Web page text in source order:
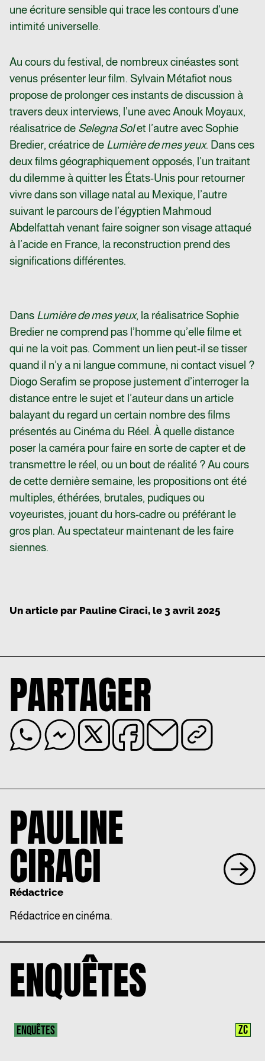
une écriture sensible qui trace les contours d’une
intimité universelle.
Au cours du festival, de nombreux cinéastes sont
venus présenter leur film. Sylvain Métafiot nous
propose de prolonger ces instants de discussion à
travers deux interviews, l’une avec Anouk Moyaux,
réalisatrice de Selegna Solet l’autre avec Sophie
Bredier, créatrice de Lumière de mes yeux. Dans ces
deux films géographiquement opposés, l’un traitant
du dilemme à quitter les États-Unis pour retourner
vivre dans son village natal au Mexique, l’autre
suivant le parcours de l’égyptien Mahmoud
Abdelfattah venant faire soigner son visage attaqué
à l’acide en France, la reconstruction prend des
significations différentes.
Dans Lumière de mes yeux, la réalisatrice Sophie
Bredier ne comprend pas l’homme qu’elle filme et
qui ne la voit pas. Comment un lien peut-il se tisser
quand il n’y a ni langue commune, ni contact visuel ?
Diogo Serafim se propose justement d’interroger la
distance entre le sujet et l’auteur dans un article
balayant du regard un certain nombre des films
présentés au Cinéma du Réel. À quelle distance
poser la caméra pour faire en sorte de capter et de
transmettre le réel, ou un bout de réalité ? Au cours
de cette dernière semaine, les propositions ont été
multiples, éthérées, brutales, pudiques ou
voyeuristes, jouant du hors-cadre ou préférant le
gros plan. Au spectateur maintenant de les faire
siennes.
Un article par Pauline Ciraci, le 3 avril 2025
PARTAGER
PAULINE
CIRACI
Rédactrice
Rédactrice en cinéma.
ENQUÊTES
ENQUÊTES ZC